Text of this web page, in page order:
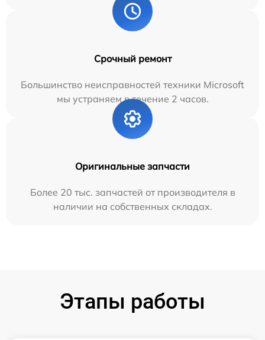
Срочный ремонт
Большинство неисправностей техники Microsoft
мы устраняем в течение 2 часов.
Оригинальные запчасти
Более 20 тыс. запчастей от производителя в
наличии на собственных складах.
Этапы работы